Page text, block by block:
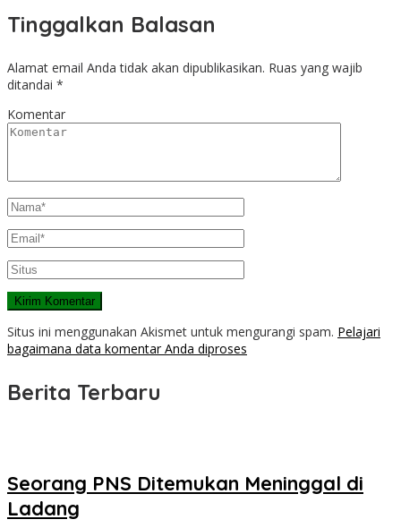
Tinggalkan Balasan
Alamat email Anda tidak akan dipublikasikan. Ruas yang wajib
ditandai *
Komentar
Situs ini menggunakan Akismet untuk mengurangi spam. Pelajari
bagaimana data komentar Anda diproses
Berita Terbaru
Seorang PNS Ditemukan Meninggal di
Ladang